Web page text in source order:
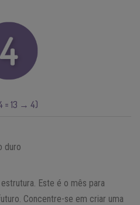
= 13 → 4)
duro
Este é o mês para
Concentre-se em criar uma